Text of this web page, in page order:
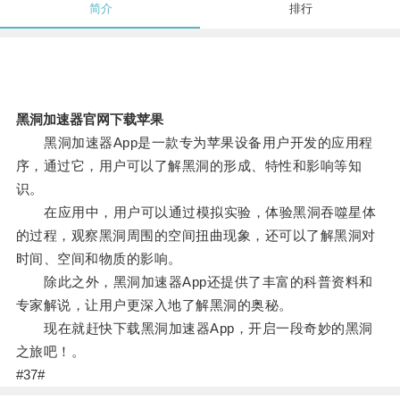
简介 排行
黑洞加速器官网下载苹果
黑洞加速器App是一款专为苹果设备用户开发的应用程
序，通过它，用户可以了解黑洞的形成、特性和影响等知
识。
在应用中，用户可以通过模拟实验，体验黑洞吞噬星体
的过程，观察黑洞周围的空间扭曲现象，还可以了解黑洞对
时间、空间和物质的影响。
除此之外，黑洞加速器App还提供了丰富的科普资料和
专家解说，让用户更深入地了解黑洞的奥秘。
现在就赶快下载黑洞加速器App，开启一段奇妙的黑洞
之旅吧！。
#37#